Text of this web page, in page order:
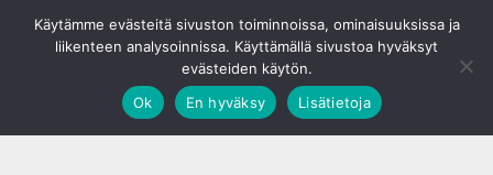
Käytämme evästeitä sivuston toiminnoissa, ominaisuuksissa ja
liikenteen analysoinnissa. Käyttämällä sivustoa hyväksyt
evästeiden käytön.
Ok
En hyväksy Lisätietoja